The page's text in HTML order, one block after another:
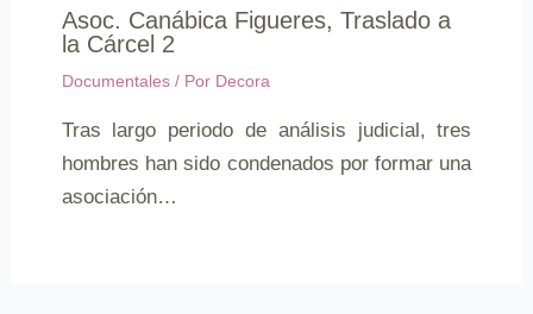
Asoc. Canábica Figueres, Traslado a
la Cárcel 2
Documentales/ Por Decora
Tras largo periodo de análisis judicial, tres
hombres han sido condenados por formar una
asociación…